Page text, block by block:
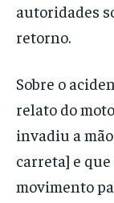
autoridades
retorno.
Sobre o
relato do
invadiu a
carreta] e
movimento